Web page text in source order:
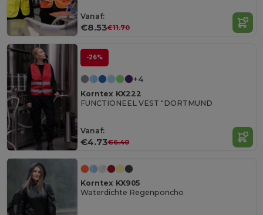
Vanaf:
€8.53€11.70
-26%
+4
Korntex KX222
FUNCTIONEEL VEST "DORTMUND
Vanaf:
€4.73€6.40
Korntex KX905
Waterdichte Regenponcho